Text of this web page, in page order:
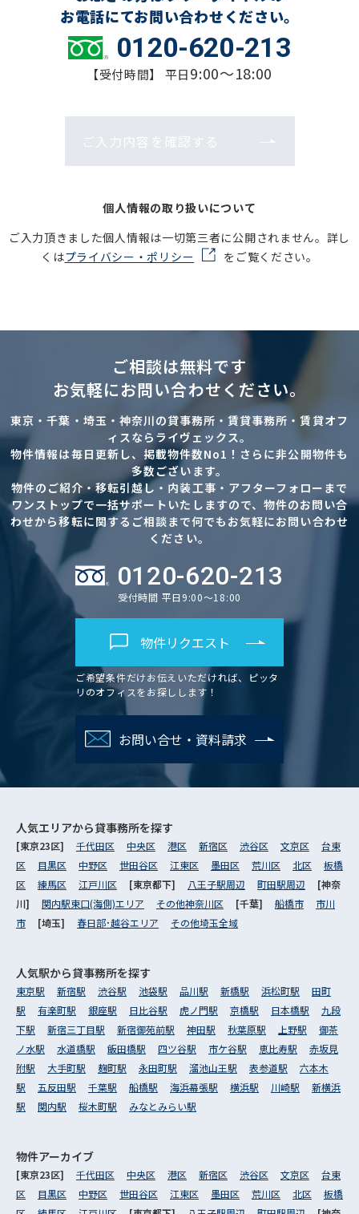
お電話にてお問い合わせください。
0120-620-213
【受付時間】 平日9:00～18:00
ご入力内容を確認する
個人情報の取り扱いについて
ご入力頂きました個人情報は一切第三者に公開されません。詳し
くはプライバシー・ポリシー をご覧ください。
ご相談は無料です
お気軽にお問い合わせください。
東京・千葉・埼玉・神奈川の貸事務所・賃貸事務所・賃貸オフ
ィスならライヴェックス。
物件情報は毎日更新し、掲載物件数No1！さらに非公開物件も
多数ございます。
物件のご紹介・移転引越し・内装工事・アフターフォローまで
ワンストップで一括サポートいたしますので、物件のお問い合
わせから移転に関するご相談まで何でもお気軽にお問い合わせ
ください。
0120-620-213
受付時間 平日9:00～18:00
物件リクエスト
ご希望条件だけお伝えいただければ、ピッタ
リのオフィスをお探しします！
お問い合せ・資料請求
人気エリアから貸事務所を探す
[東京23区] 千代田区 中央区 港区 新宿区 渋谷区 文京区
台東
区
目黒区 中野区 世田谷区 江東区 墨田区 荒川区 北区
板橋
区
練馬区 江戸川区 [東京都下] 八王子駅周辺 町田駅周辺
[神奈
川] 関内駅東口(海側)エリア その他神奈川区 [千葉] 船橋市
市川
市
[埼玉] 春日部･越谷エリア その他埼玉全域
人気駅から貸事務所を探す
東京駅 新宿駅 渋谷駅 池袋駅 品川駅 新橋駅 浜松町駅
田町
駅
有楽町駅 銀座駅 日比谷駅 虎ノ門駅 京橋駅 日本橋駅
九段
下駅
新宿三丁目駅 新宿御苑前駅 神田駅 秋葉原駅 上野駅
御茶
ノ水駅
水道橋駅 飯田橋駅 四ツ谷駅 市ケ谷駅 恵比寿駅
赤坂見
附駅
大手町駅 麹町駅 永田町駅 溜池山王駅 表参道駅
六本木
駅
五反田駅 千葉駅 船橋駅 海浜幕張駅 横浜駅 川崎駅
新横浜
駅
関内駅 桜木町駅 みなとみらい駅
物件アーカイブ
[東京23区] 千代田区 中央区 港区 新宿区 渋谷区 文京区
台東
区
目黒区 中野区 世田谷区 江東区 墨田区 荒川区 北区
板橋